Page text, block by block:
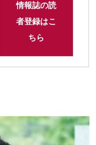
情報誌の読
者登録はこ
ちら